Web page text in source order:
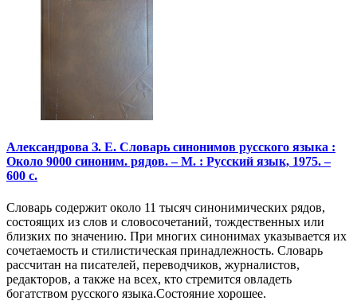
Александрова З. Е. Словарь синонимов русского языка :
Около 9000 синоним. рядов. – М. : Русский язык, 1975. –
600 с.
Словарь содержит около 11 тысяч синонимических рядов,
состоящих из слов и словосочетаний, тождественных или
близких по значению. При многих синонимах указывается их
сочетаемость и стилистическая принадлежность. Словарь
рассчитан на писателей, переводчиков, журналистов,
редакторов, а также на всех, кто стремится овладеть
богатством русского языка.Состояние хорошее.